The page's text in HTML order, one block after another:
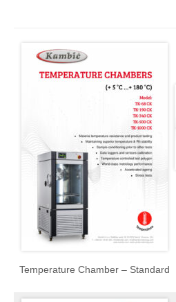
Temperature Chamber – Standard